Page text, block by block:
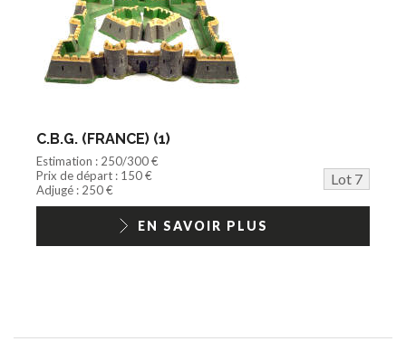
C.B.G. (FRANCE) (1)
Estimation : 250/300 €
Prix de départ : 150 €
Lot 7
Adjugé : 250 €
EN SAVOIR PLUS